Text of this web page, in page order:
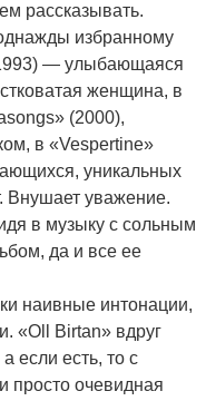
рассказывать.
избранному
— улыбающаяся
женщина, в
(2000),
в «Vespertine»
уникальных
Внушает уважение.
в музыку с сольным
да и все ее
наивные интонации,
«Oll Birtan» вдруг
если есть, то с
просто очевидная